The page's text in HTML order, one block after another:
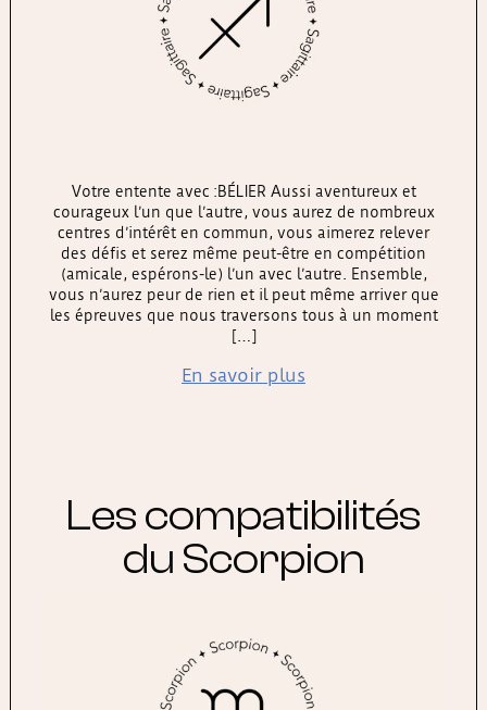
Votre entente avec :BÉLIER Aussi aventureux et
courageux l’un que l’autre, vous aurez de nombreux
centres d’intérêt en commun, vous aimerez relever
des défis et serez même peut-être en compétition
(amicale, espérons-le) l’un avec l’autre. Ensemble,
vous n’aurez peur de rien et il peut même arriver que
les épreuves que nous traversons tous à un moment
[…]
En savoir plus
Les compatibilités
du Scorpion